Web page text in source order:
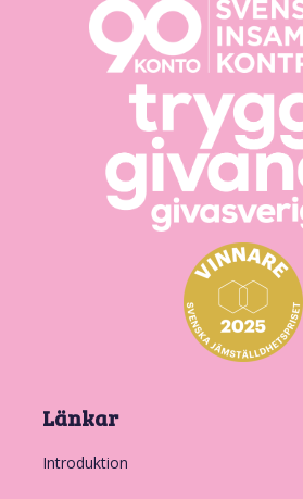
Länkar
Introduktion